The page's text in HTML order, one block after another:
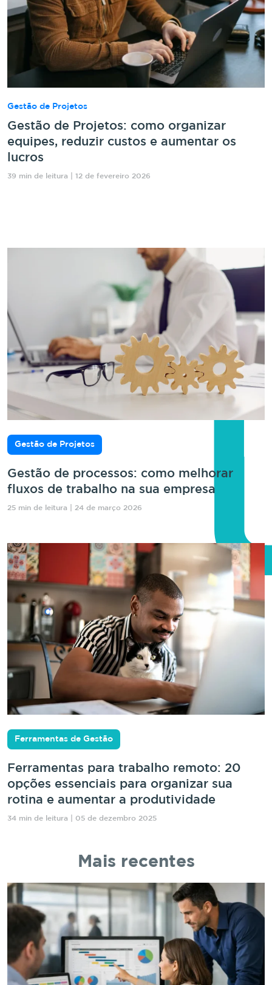
Gestão de Projetos
Gestão de Projetos: como organizar
equipes, reduzir custos e aumentar os
lucros
39 min de leitura | 12 de fevereiro 2026
Gestão de Projetos
Gestão de processos: como melhorar
fluxos de trabalho na sua empresa
25 min de leitura | 24 de março 2026
Ferramentas de Gestão
Ferramentas para trabalho remoto: 20
opções essenciais para organizar sua
rotina e aumentar a produtividade
34 min de leitura | 05 de dezembro 2025
Mais recentes